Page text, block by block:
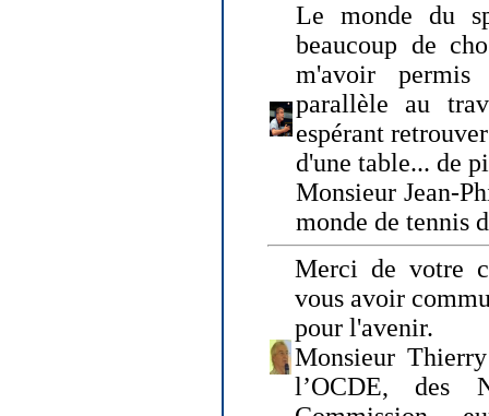
Le monde du
beaucoup de
m'avoir
parallèle au
espérant
d'une table... de
Monsieur Jean-
monde de tennis
Merci de votre
vous avoir
pour l'avenir.
Monsieur
l’OCDE, des